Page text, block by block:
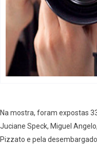
Na mostra, foram expostas
Juciane Speck, Miguel
Pizzato e pela